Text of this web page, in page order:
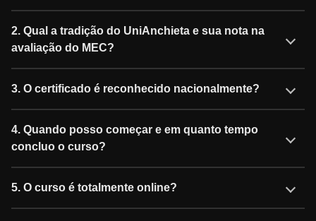
2. Qual a tradição do UniAnchieta e sua nota na
avaliação do MEC?
3. O certificado é reconhecido nacionalmente?
4. Quando posso começar e em quanto tempo
concluo o curso?
5. O curso é totalmente online?